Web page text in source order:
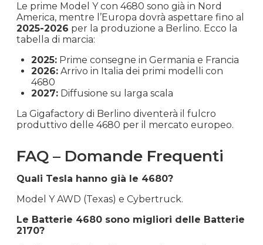
Le prime Model Y con 4680 sono già in Nord
America, mentre l’Europa dovrà aspettare fino al
2025-2026 per la produzione a Berlino. Ecco la
tabella di marcia:
2025: Prime consegne in Germania e Francia
2026: Arrivo in Italia dei primi modelli con
4680
2027: Diffusione su larga scala
La Gigafactory di Berlino diventerà il fulcro
produttivo delle 4680 per il mercato europeo.
FAQ – Domande Frequenti
Quali Tesla hanno già le 4680?
Model Y AWD (Texas) e Cybertruck.
Le Batterie 4680 sono migliori delle Batterie
2170?